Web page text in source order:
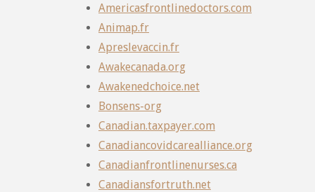
Americasfrontlinedoctors.com
Animap.fr
Apreslevaccin.fr
Awakecanada.org
Awakenedchoice.net
Bonsens-org
Canadian.taxpayer.com
Canadiancovidcarealliance.org
Canadianfrontlinenurses.ca
Canadiansfortruth.net